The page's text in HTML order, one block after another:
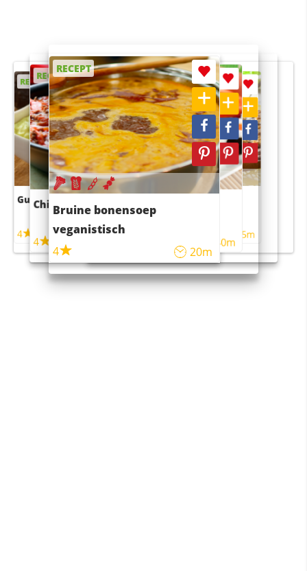
RECEPT
Guacamole
4
RECEPT
Chili con carne
4 45m
RECEPT
Bruine bonensoep
veganistisch
4
20m
RECEPT
Sushi rijstsalade
maaltijdsalade
40m
RECEPT
4 55m